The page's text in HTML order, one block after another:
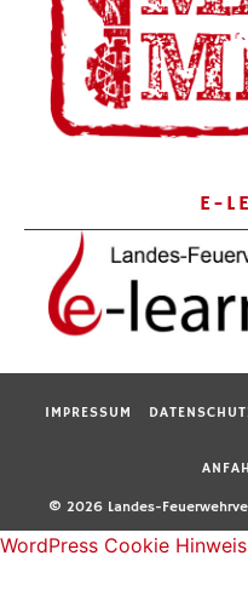
E-
IMPRESSUM
© 2026 Landes-
WordPress Cookie